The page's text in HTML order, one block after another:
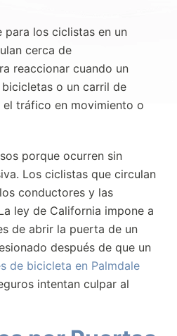
los ciclistas en un
cerca de
reaccionar cuando un
o un carril de
tráfico en movimiento o
porque ocurren sin
Los ciclistas que circulan
conductores y las
ley de California impone a
de abrir la puerta de un
después de que un
de bicicleta en Palmdale
intentan culpar al